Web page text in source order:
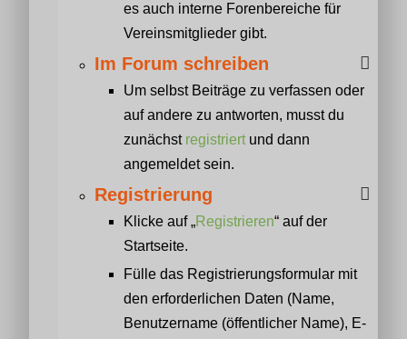
es auch interne Forenbereiche für
Vereinsmitglieder gibt.
Im Forum schreiben
Um selbst Beiträge zu verfassen oder
auf andere zu antworten, musst du
zunächst registriertund dann
angemeldet sein.
Registrierung
Klicke auf „Registrieren“ auf der
Startseite.
Fülle das Registrierungsformular mit
den erforderlichen Daten (Name,
Benutzername (öffentlicher Name), E-